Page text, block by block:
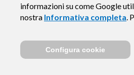
rate da € 40 costi accessori
responsabile e di
informazioni su come Google
nostra Informativa completa.
Configura cookie